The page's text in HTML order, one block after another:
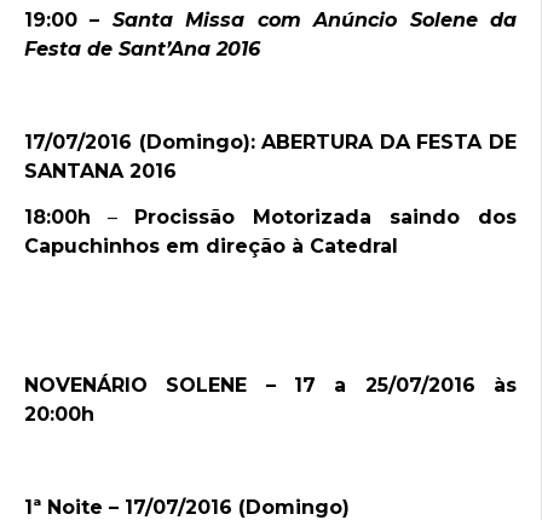
19:00 – Santa Missa com Anúncio Solene da
Festa de Sant’Ana 2016
17/07/2016 (Domingo): ABERTURA DA FESTA DE
SANTANA 2016
18:00h – Procissão Motorizada saindo dos
Capuchinhos em direção à Catedral
NOVENÁRIO SOLENE – 17 a 25/07/2016 às
20:00h
1ª Noite – 17/07/2016 (Domingo)